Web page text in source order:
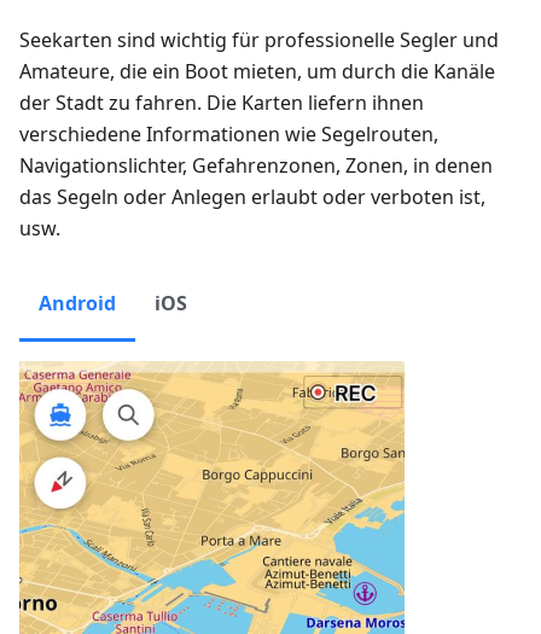
Seekarten sind wichtig für professionelle Segler und
Amateure, die ein Boot mieten, um durch die Kanäle
der Stadt zu fahren. Die Karten liefern ihnen
verschiedene Informationen wie Segelrouten,
Navigationslichter, Gefahrenzonen, Zonen, in denen
das Segeln oder Anlegen erlaubt oder verboten ist,
usw.
Android iOS